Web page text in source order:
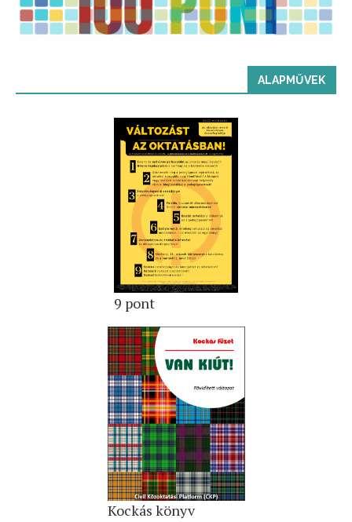
ALAPMŰVEK
9 pont
Kockás könyv